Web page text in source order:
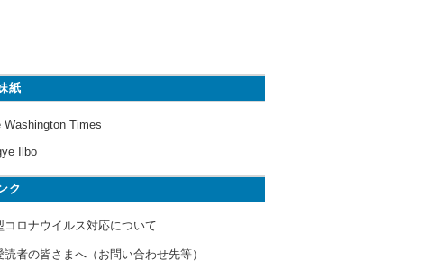
紙
Washington Times
Ilbo
ク
コロナウイルス対応について
読者の皆さまへ（お問い合わせ先等）